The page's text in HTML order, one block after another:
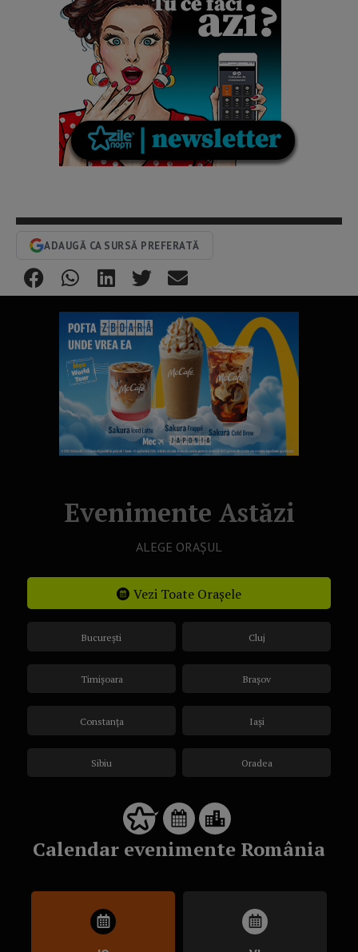
ADAUGĂ CA SURSĂ PREFERATĂ
Evenimente Astăzi
ALEGE ORAȘUL
Vezi Toate Orașele
București
Timișoara
Constanța
Sibiu
Cluj
Brașov
Iași
Oradea
Calendar evenimente România